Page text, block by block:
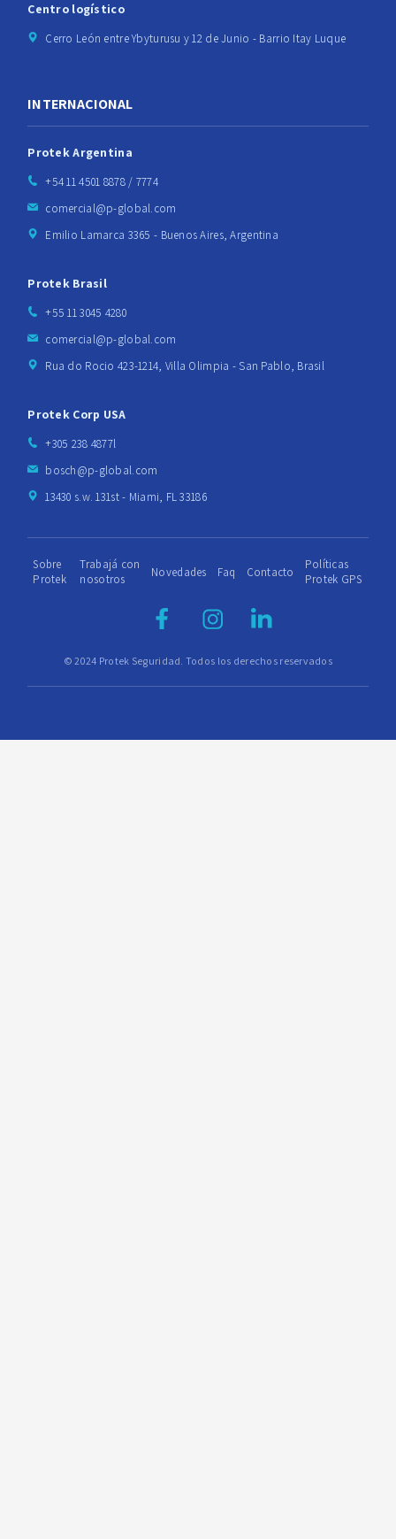
Centro logístico
Cerro León entre Ybyturusu y 12 de Junio - Barrio Itay Luque
INTERNACIONAL
Protek Argentina
+54 11 4501 8878 / 7774
comercial@p-global.com
Emilio Lamarca 3365 - Buenos Aires, Argentina
Protek Brasil
+55 11 3045 4280
comercial@p-global.com
Rua do Rocio 423-1214, Villa Olimpia - San Pablo, Brasil
Protek Corp USA
+305 238 4877l
bosch@p-global.com
13430 s.w. 131st - Miami, FL 33186
© 2024 Protek Seguridad. Todos los derechos reservados
Sobre
Protek
Trabajá con
nosotros
Novedades Faq Contacto
Políticas
Protek GPS